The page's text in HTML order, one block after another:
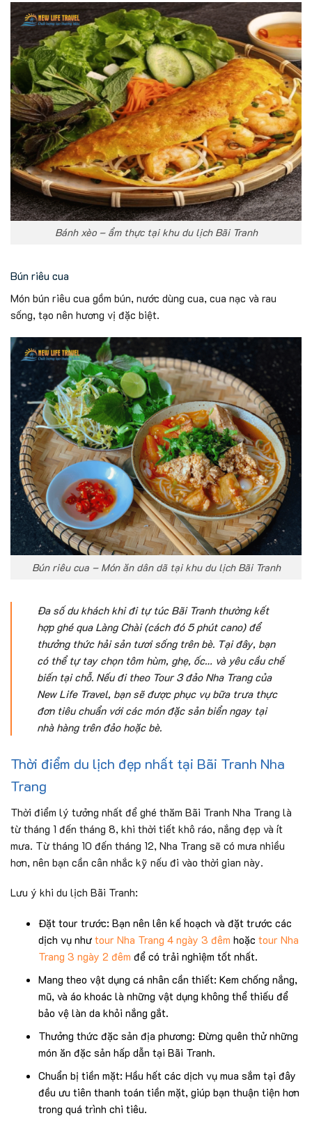
Bánh xèo – ẩm thực tại khu du lịch Bãi Tranh
Bún riêu cua
Món bún riêu cua gồm bún, nước dùng cua, cua nạc và rau
sống, tạo nên hương vị đặc biệt.
Bún riêu cua – Món ăn dân dã tại khu du lịch Bãi Tranh
Đa số du khách khi đi tự túc Bãi Tranh thường kết
hợp ghé qua Làng Chài (cách đó 5 phút cano) để
thưởng thức hải sản tươi sống trên bè. Tại đây, bạn
có thể tự tay chọn tôm hùm, ghẹ, ốc… và yêu cầu chế
biến tại chỗ. Nếu đi theo Tour 3 đảo Nha Trang của
New Life Travel, bạn sẽ được phục vụ bữa trưa thực
đơn tiêu chuẩn với các món đặc sản biển ngay tại
nhà hàng trên đảo hoặc bè.
Thời điểm du lịch đẹp nhất tại Bãi Tranh Nha
Trang
Thời điểm lý tưởng nhất để ghé thăm Bãi Tranh Nha Trang là
từ tháng 1 đến tháng 8, khi thời tiết khô ráo, nắng đẹp và ít
mưa. Từ tháng 10 đến tháng 12, Nha Trang sẽ có mưa nhiều
hơn, nên bạn cần cân nhắc kỹ nếu đi vào thời gian này.
Lưu ý khi du lịch Bãi Tranh:
Đặt tour trước: Bạn nên lên kế hoạch và đặt trước các
dịch vụ như tour Nha Trang 4 ngày 3 đêm hoặc tour Nha
Trang 3 ngày 2 đêm để có trải nghiệm tốt nhất.
Mang theo vật dụng cá nhân cần thiết: Kem chống nắng,
mũ, và áo khoác là những vật dụng không thể thiếu để
bảo vệ làn da khỏi nắng gắt.
Thưởng thức đặc sản địa phương: Đừng quên thử những
món ăn đặc sản hấp dẫn tại Bãi Tranh.
Chuẩn bị tiền mặt: Hầu hết các dịch vụ mua sắm tại đây
đều ưu tiên thanh toán tiền mặt, giúp bạn thuận tiện hơn
trong quá trình chi tiêu.